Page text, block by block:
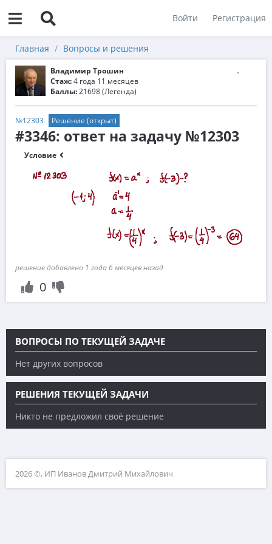
Войти Регистрация
Главная Вопросы и решения
Владимир Трошин
Стаж:4 года 11 месяцев
Баллы:21698 (Легенда)
№12303 Решение (открыт)
#3346: ответ на задачу №12303
Условие
решение добавлено 1 года 6 месяцев назад
0
ВОПРОСЫ ПО ТЕКУЩЕЙ ЗАДАЧЕ
Нет других вопросов
РЕШЕНИЯ ТЕКУЩЕЙ ЗАДАЧИ
Никто не предложил своё решение
2026 ©, ИП Иванов Дмитрий Михайлович